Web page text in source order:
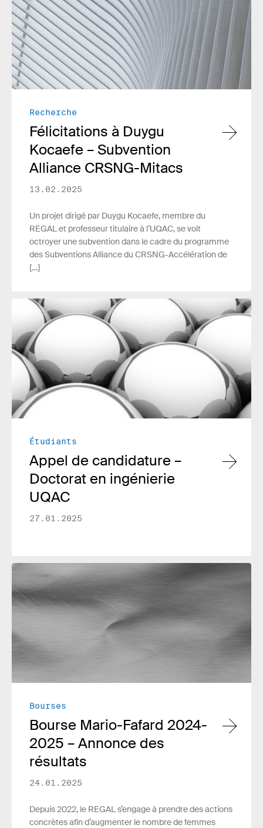
Recherche
Félicitations à Duygu
Kocaefe – Subvention
Alliance CRSNG-Mitacs
13.02.2025
Un projet dirigé par Duygu Kocaefe, membre du
REGAL et professeur titulaire à l’UQAC, se voit
octroyer une subvention dans le cadre du programme
des Subventions Alliance du CRSNG-Accélération de
[…]
Lire plus
Étudiants
Appel de candidature –
Doctorat en ingénierie
UQAC
27.01.2025
Lire plus
Bourses
Bourse Mario-Fafard 2024-
2025 – Annonce des
résultats
24.01.2025
Depuis 2022, le REGAL s’engage à prendre des actions
concrètes afin d’augmenter le nombre de femmes